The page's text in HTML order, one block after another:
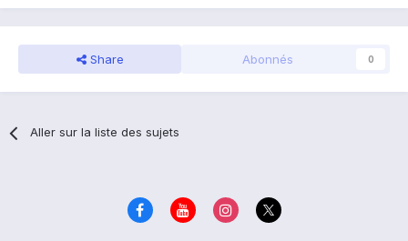
Share Abonnés 0
Aller sur la liste des sujets